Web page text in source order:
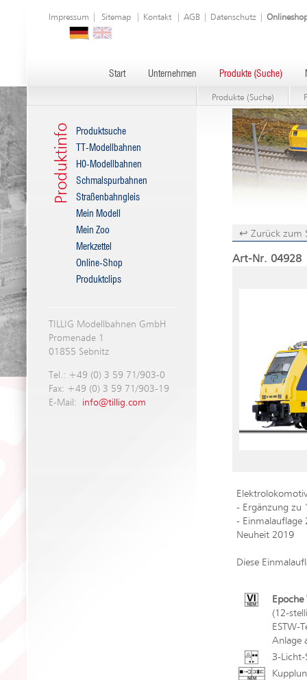
Impressum Sitemap Kontakt AGB Datenschutz
Start Unternehmen Produkte (Suche)
Produkte (Suche)
Produktinfo
Produktsuche
TT-Modellbahnen
H0-Modellbahnen
Schmalspurbahnen
Straßenbahngleis
Mein Modell
Mein Zoo
Merkzettel
Online-Shop
Produktclips
TILLIG Modellbahnen GmbH
Promenade 1
01855 Sebnitz
Tel.: +49 (0) 3 59 71/903-0
Fax: +49 (0) 3 59 71/903-19
E-Mail: info@tillig.com
↩ Zurück zum
Art-Nr. 04928
- Ergänzung zu
- Einmalauflage
Neuheit 2019
Diese
(12-
ESTW-
Anlage
3-Licht-